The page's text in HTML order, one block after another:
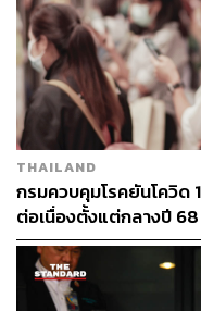
THAILAND
กรมควบคุมโรคยันโควิด
ต่อเนื่องตั้งแต่กลางปี
ระวัง-ติดตามใกล้ชิด